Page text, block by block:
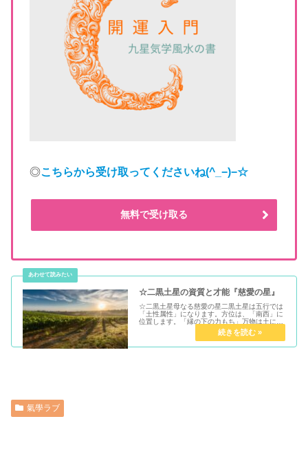
◎こちらから受け取ってくださいね(^_−)−☆
無料で受け取る
☆二黒土星の資質と才能『慈愛の星』
☆二黒土星母なる慈愛の星二黒土星は五行では
「土性属性」になります。方位は、「南西」に
位置します。「縁の下の力もち」万物は土によ
って生育しております。「全てを受け入れる母
なる大地」マザーテレサのような慈愛に溢れる
氣學ラブ